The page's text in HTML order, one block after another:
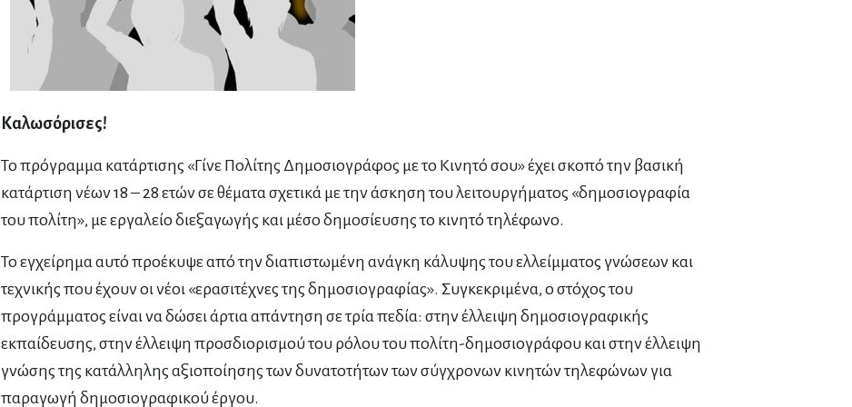
Καλωσόρισες!
Το πρόγραμμα κατάρτισης «Γίνε Πολίτης Δημοσιογράφος με το Κινητό σου» έχει σκοπό την βασική
κατάρτιση νέων 18 – 28 ετών σε θέματα σχετικά με την άσκηση του λειτουργήματος «δημοσιογραφία
του πολίτη», με εργαλείο διεξαγωγής και μέσο δημοσίευσης το κινητό τηλέφωνο.
Το εγχείρημα αυτό προέκυψε από την διαπιστωμένη ανάγκη κάλυψης του ελλείμματος γνώσεων και
τεχνικής που έχουν οι νέοι «ερασιτέχνες της δημοσιογραφίας». Συγκεκριμένα, ο στόχος του
προγράμματος είναι να δώσει άρτια απάντηση σε τρία πεδία: στην έλλειψη δημοσιογραφικής
εκπαίδευσης, στην έλλειψη προσδιορισμού του ρόλου του πολίτη-δημοσιογράφου και στην έλλειψη
γνώσης της κατάλληλης αξιοποίησης των δυνατοτήτων των σύγχρονων κινητών τηλεφώνων για
παραγωγή δημοσιογραφικού έργου.